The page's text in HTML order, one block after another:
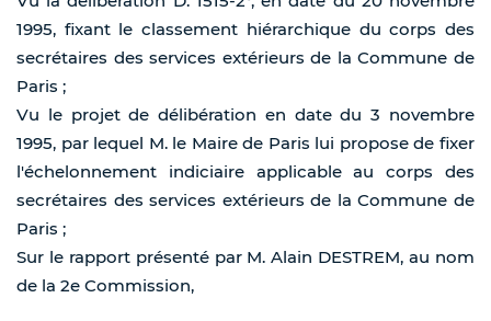
1995, fixant le classement hiérarchique du corps des
secrétaires des services extérieurs de la Commune de
Paris ;
Vu le projet de délibération en date du 3 novembre
1995, par lequel M. le Maire de Paris lui propose de fixer
l'échelonnement indiciaire applicable au corps des
secrétaires des services extérieurs de la Commune de
Paris ;
Sur le rapport présenté par M. Alain DESTREM, au nom
de la 2e Commission,